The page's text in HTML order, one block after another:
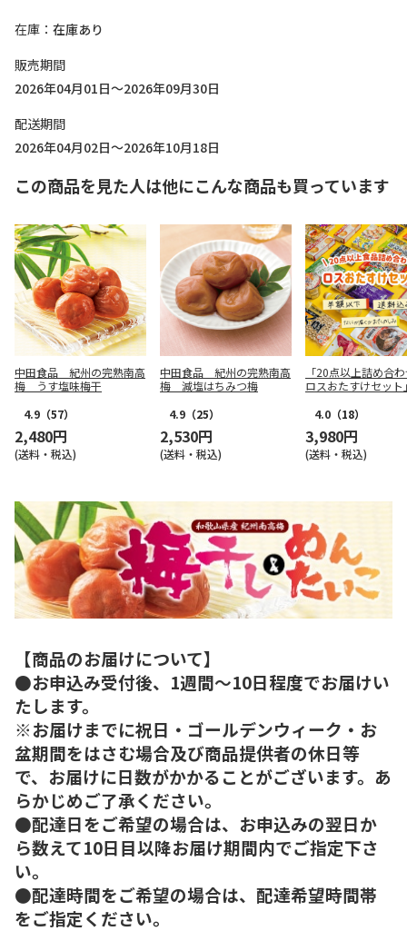
在庫
在庫あり
販売期間
2026年04月01日～2026年09月30日
配送期間
2026年04月02日～2026年10月18日
この商品を見た人は他にこんな商品も買っています
中田食品 紀州の完熟南高
梅 うす塩味梅干
4.9 （57）
2,480円
(送料・税込)
中田食品 紀州の完熟南高
梅 減塩はちみつ梅
4.9 （25）
2,530円
(送料・税込)
「20点以上詰め合
ロスおたすけセット
4.0 （18）
3,980円
(送料・税込)
【商品のお届けについて】
●お申込み受付後、1週間～10日程度でお届けい
たします。
※お届けまでに祝日・ゴールデンウィーク・お
盆期間をはさむ場合及び商品提供者の休日等
で、お届けに日数がかかることがございます。あ
らかじめご了承ください。
●配達日をご希望の場合は、お申込みの翌日か
ら数えて10日目以降お届け期間内でご指定下さ
い。
●配達時間をご希望の場合は、配達希望時間帯
をご指定ください。